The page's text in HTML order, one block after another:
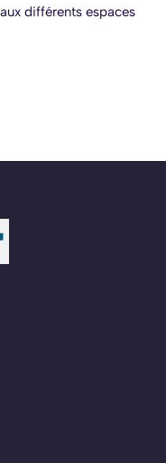
différents espaces